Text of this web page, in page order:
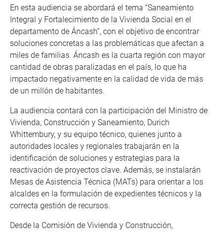
En esta audiencia se abordará el tema “Saneamiento
Integral y Fortalecimiento de la Vivienda Social en el
departamento de Áncash”, con el objetivo de encontrar
soluciones concretas a las problemáticas que afectan a
miles de familias. Áncash es la cuarta región con mayor
cantidad de obras paralizadas en el país, lo que ha
impactado negativamente en la calidad de vida de más
de un millón de habitantes.
La audiencia contará con la participación del Ministro de
Vivienda, Construcción y Saneamiento, Durich
Whittembury, y su equipo técnico, quienes junto a
autoridades locales y regionales trabajarán en la
identificación de soluciones y estrategias para la
reactivación de proyectos clave. Además, se instalarán
Mesas de Asistencia Técnica (MATs) para orientar a los
alcaldes en la formulación de expedientes técnicos y la
correcta gestión de recursos.
Desde la Comisión de Vivienda y Construcción,